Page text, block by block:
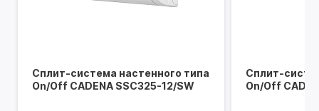
Сплит-система настенного типа
On/Off CADENA SSC325-12/SW
Сплит-
On/Off